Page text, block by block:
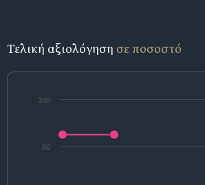
Τελική αξιολόγηση σε ποσοστό
80
100